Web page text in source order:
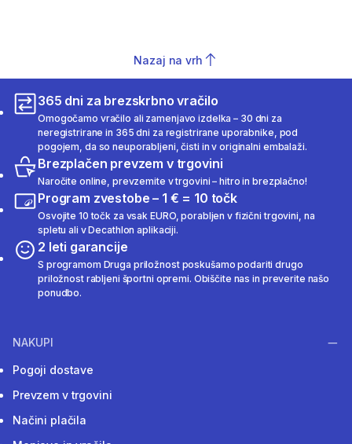
Nazaj na vrh
365 dni za brezskrbno vračilo
Omogočamo vračilo ali zamenjavo izdelka – 30 dni za
neregistrirane in 365 dni za registrirane uporabnike, pod
pogojem, da so neuporabljeni, čisti in v originalni embalaži.
Brezplačen prevzem v trgovini
Naročite online, prevzemite v trgovini – hitro in brezplačno!
Program zvestobe – 1 € = 10 točk
Osvojite 10 točk za vsak EURO, porabljen v fizični trgovini, na
spletu ali v Decathlon aplikaciji.
2 leti garancije
S programom Druga priložnost poskušamo podariti drugo
priložnost rabljeni športni opremi. Obiščite nas in preverite našo
ponudbo.
NAKUPI
Pogoji dostave
Prevzem v trgovini
Načini plačila